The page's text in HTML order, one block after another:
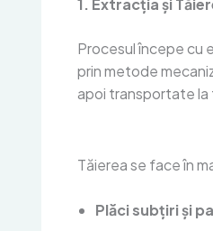
1. Extracția și
Procesul începe cu
prin metode
apoi transportate la
Tăierea se face în
Plăci subțiri și